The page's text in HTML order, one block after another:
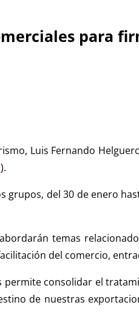
para
Luis Fernando
).
del 30 de enero
temas
del comercio,
permite consolidar el
de nuestras